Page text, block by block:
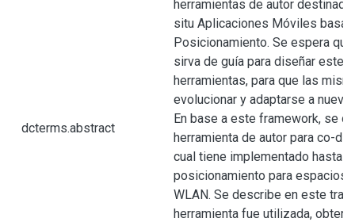
dcterms.abstract
herramientas de autor
situ Aplicaciones Móviles
Posicionamiento. Se espera
sirva de guía para diseñar este
herramientas, para que las
evolucionar y adaptarse a
En base a este framework, se
herramienta de autor para co-
cual tiene implementado hasta
posicionamiento para espacios
WLAN. Se describe en este
herramienta fue utilizada,